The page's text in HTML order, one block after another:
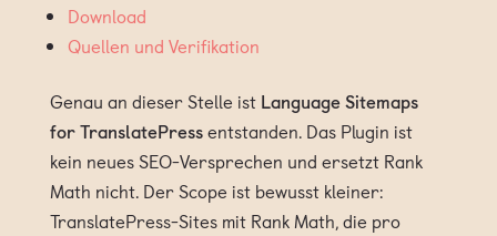
Download
Quellen und Verifikation
Genau an dieser Stelle ist Language Sitemaps
for TranslatePressentstanden. Das Plugin ist
kein neues SEO-Versprechen und ersetzt Rank
Math nicht. Der Scope ist bewusst kleiner:
TranslatePress-Sites mit Rank Math, die pro